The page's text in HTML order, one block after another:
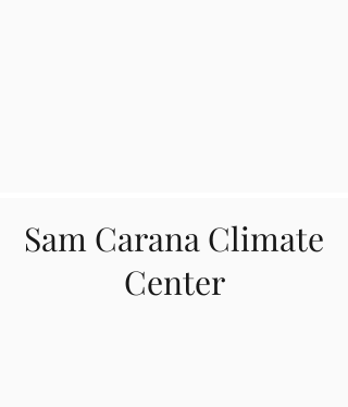
Sam Carana Climate
Center